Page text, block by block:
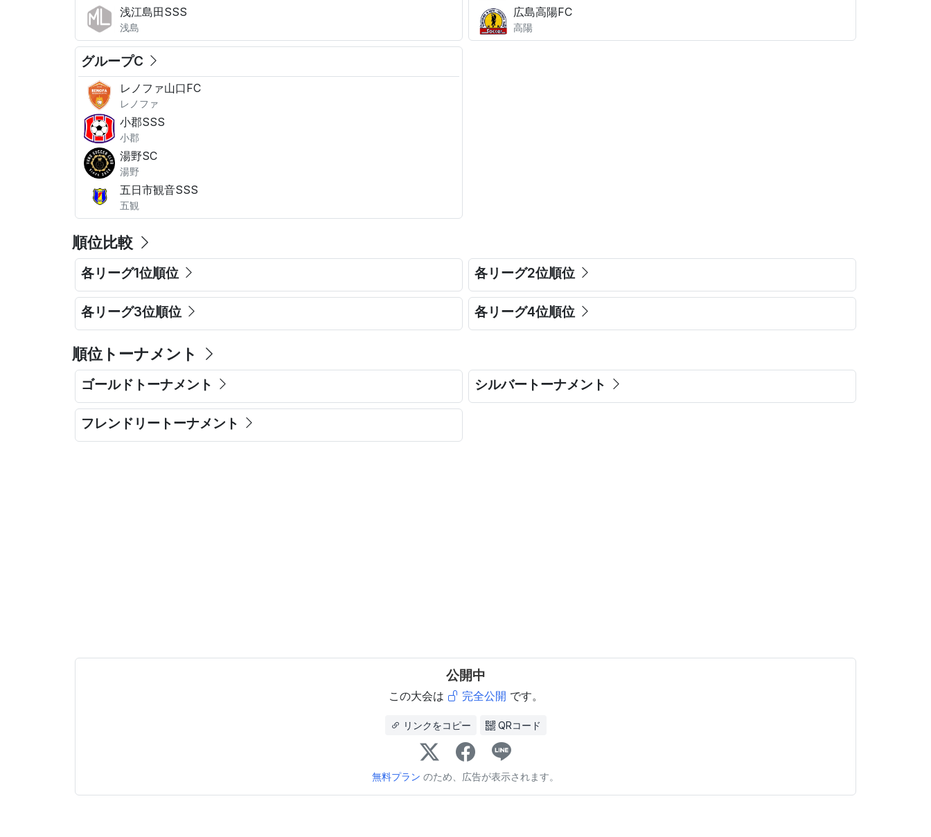
浅江島田SSS
浅島
広島高陽FC
高陽
グループC
レノファ山口FC
レノファ
小郡SSS
小郡
湯野SC
湯野
五日市観音SSS
五観
順位比較
各リーグ1位順位 各リーグ2位順位
各リーグ3位順位 各リーグ4位順位
順位トーナメント
ゴールドトーナメント シルバートーナメント
フレンドリートーナメント
公開中
この大会は 完全公開 です。
リンクをコピー QRコード
無料プラン のため、広告が表示されます。